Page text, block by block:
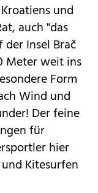
und
auch "das
Insel Brač
Meter weit ins
Form
Wind und
Der feine
für
hier
Kitesurfen